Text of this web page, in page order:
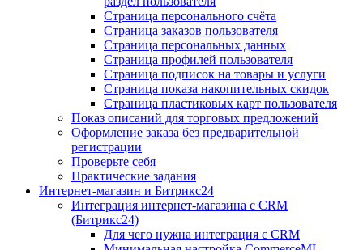
Страница персонального счёта
Страница заказов пользователя
Страница персональных данных
Страница профилей пользователя
Страница подписок на товары и услуги
Страница показа накопительных скидок
Страница пластиковых карт пользователя
Показ описаний для торговых предложений
Оформление заказа без предварительной
регистрации
Проверьте себя
Практические задания
Интернет-магазин и Битрикс24
Интеграция интернет-магазина с CRM
(Битрикс24)
Для чего нужна интеграция с CRM